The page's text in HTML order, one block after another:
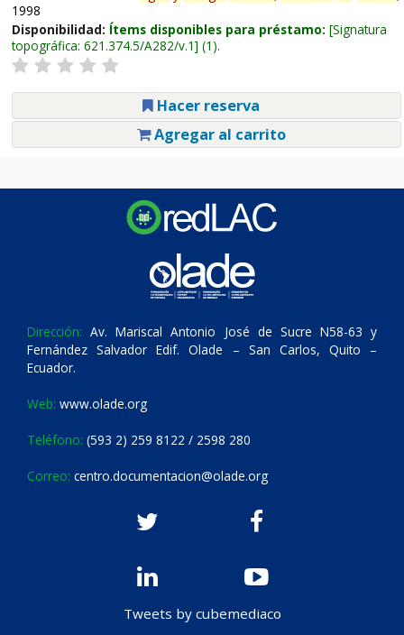
1998
Disponibilidad: Ítems disponibles para préstamo: Signatura
topográfica: 621.374.5/A282/v.1 (1).
Hacer reserva
Agregar al carrito
Dirección: Av. Mariscal Antonio José de Sucre N58-63 y
Fernández Salvador Edif. Olade – San Carlos, Quito –
Ecuador.
Web: www.olade.org
Teléfono: (593 2) 259 8122 / 2598 280
Correo: centro.documentacion@olade.org
Tweets by cubemediaco